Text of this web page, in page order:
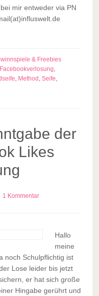
mir entweder via PN
& Freebies
Facebookverlosung,
, Method , Seife,
der
Likes
1 Kommentar
Hallo
meine
noch Schulpflichtig ist
Lose leider bis jetzt
er hat sich große
Hingabe gerührt und